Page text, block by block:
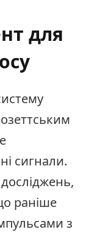
для
сигнали.
раніше
з